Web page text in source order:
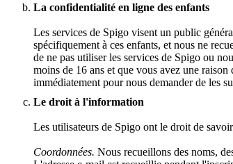
La confidentialité en ligne des enfants
Les services de Spigo visent un public
spécifiquement à ces enfants, et nous ne
de ne pas utiliser les services de Spigo ou
moins de 16 ans et que vous avez une
immédiatement pour nous demander de les
Le droit à l'information
Les utilisateurs de Spigo ont le droit de
Coordonnées. Nous recueillons des noms,